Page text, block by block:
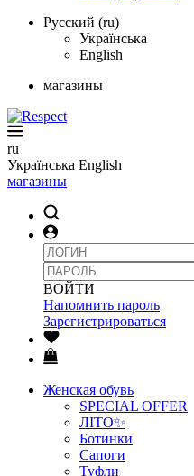
Русский (ru)
Українська
English
магазины
ru
Українська English
магазины
ВОЙТИ
Напомнить пароль
Зарегистрироваться
Женская обувь
SPECIAL OFFER
ЛІТО✨
Ботинки
Сапоги
Туфли